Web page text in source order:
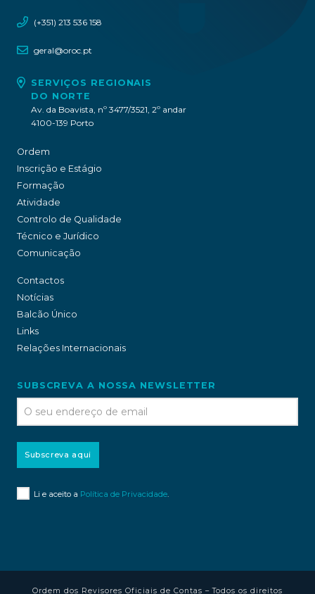
(+351) 213 536 158
geral@oroc.pt
SERVIÇOS REGIONAIS
DO NORTE
Av. da Boavista, nº 3477/3521, 2º andar
4100-139 Porto
Ordem
Inscrição e Estágio
Formação
Atividade
Controlo de Qualidade
Técnico e Jurídico
Comunicação
Contactos
Notícias
Balcão Único
Links
Relações Internacionais
SUBSCREVA A NOSSA NEWSLETTER
Subscreva aqui
Li e aceito a Política de Privacidade.
Ordem dos Revisores Oficiais de Contas – Todos os direitos